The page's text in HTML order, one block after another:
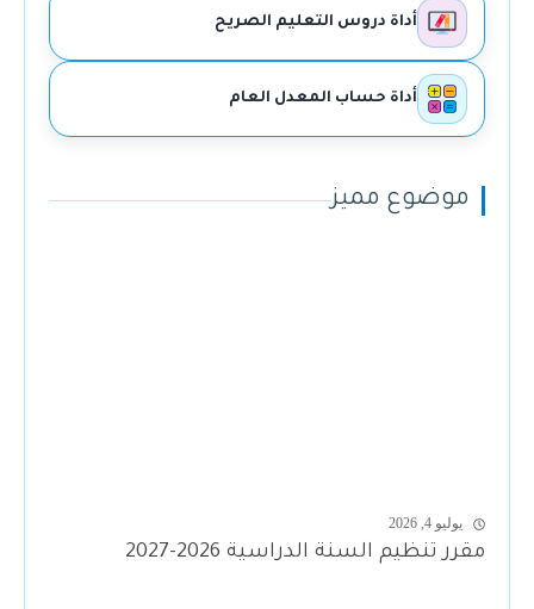
أداة دروس التعليم الصريح
أداة حساب المعدل العام
موضوع مميز
يوليو 4, 2026
مقرر تنظيم السنة الدراسية 2026-2027